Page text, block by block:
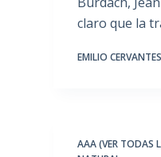
claro que la
EMILIO CERVANTES
AAA (VER TODAS